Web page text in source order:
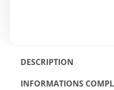
DESCRIPTION
INFORMATIONS